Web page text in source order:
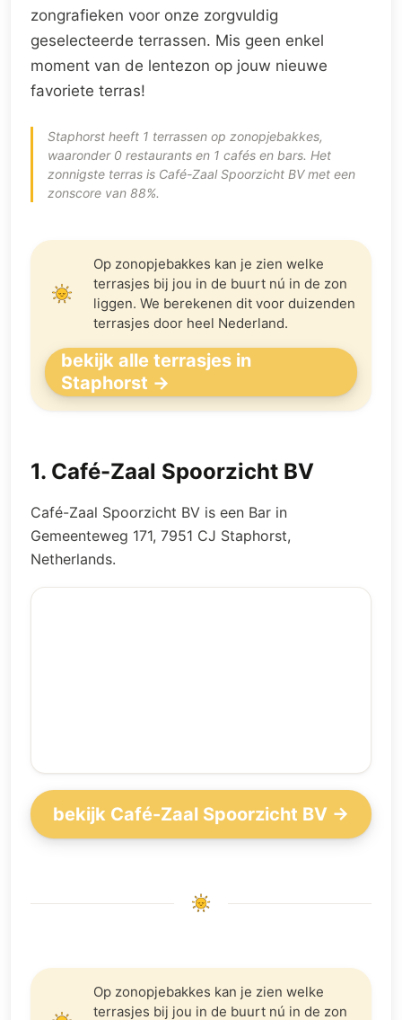
zongrafieken voor onze zorgvuldig
geselecteerde terrassen. Mis geen enkel
moment van de lentezon op jouw nieuwe
favoriete terras!
Staphorst heeft 1 terrassen op zonopjebakkes,
waaronder 0 restaurants en 1 cafés en bars. Het
zonnigste terras is Café-Zaal Spoorzicht BV met een
zonscore van 88%.
Op zonopjebakkes kan je zien welke
terrasjes bij jou in de buurt nú in de zon
liggen. We berekenen dit voor duizenden
terrasjes door heel Nederland.
bekijk alle terrasjes in
Staphorst →
1. Café-Zaal Spoorzicht BV
Café-Zaal Spoorzicht BV is een Bar in
Gemeenteweg 171, 7951 CJ Staphorst,
Netherlands.
bekijk Café-Zaal Spoorzicht BV →
Op zonopjebakkes kan je zien welke
terrasjes bij jou in de buurt nú in de zon